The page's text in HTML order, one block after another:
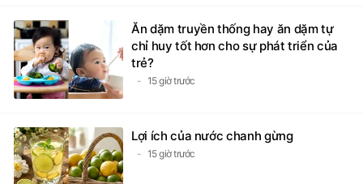
Ăn dặm truyền thống hay ăn dặm tự
chỉ huy tốt hơn cho sự phát triển của
trẻ?
15 giờ trước
Lợi ích của nước chanh gừng
15 giờ trước